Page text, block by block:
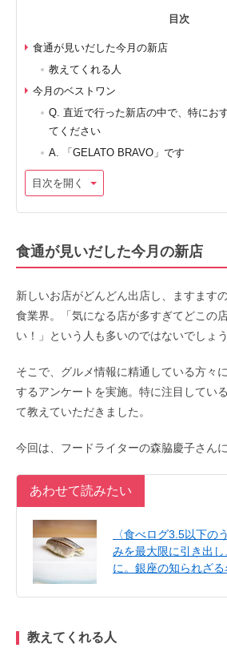
目次
食通が見いだした今月の新店
教えてくれる人
今月のベストワン
Q. 直近で行った新店の中で、特にお
てください
A. 「GELATO BRAVO」です
目次を開く
食通が見いだした今月の新店
新しいお店がどんどん出店し、ますます
食業界。「気になる店が多すぎてどこの
い！」という人も多いのではないでしょう
そこで、グルメ情報に精通している方々
するアンケートを実施。特に注目してい
て教えていただきました。
今回は、フードライターの森脇慶子さん
あわせて読みたい
〈食べログ3.5以下の
みを最大限に引き出
に。銀座の知られざる
教えてくれる人